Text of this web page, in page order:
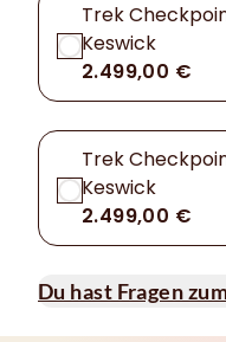
Trek
Keswick
2.499,00 €
Trek
Keswick
2.499,00 €
Du hast Fragen